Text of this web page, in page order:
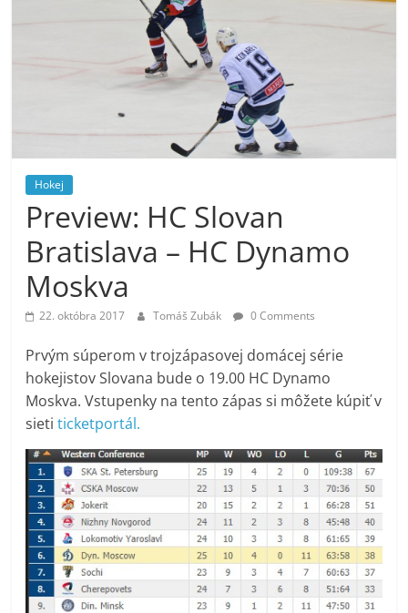
Hokej
Preview: HC Slovan
Bratislava – HC Dynamo
Moskva
22. októbra 2017 Tomáš Zubák 0 Comments
Prvým súperom v trojzápasovej domácej série
hokejistov Slovana bude o 19.00 HC Dynamo
Moskva. Vstupenky na tento zápas si môžete kúpiť v
sietiticketportál.